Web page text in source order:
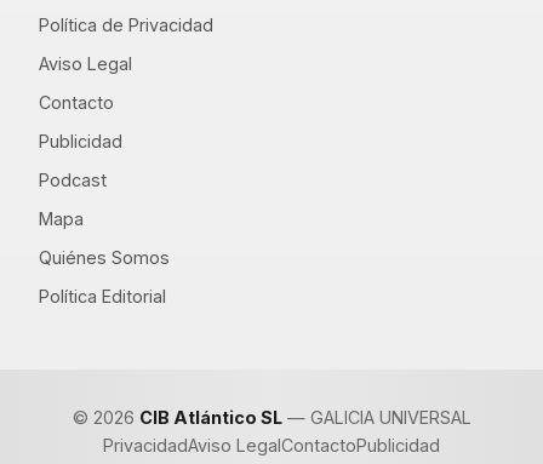
Política de Privacidad
Aviso Legal
Contacto
Publicidad
Podcast
Mapa
Quiénes Somos
Política Editorial
© 2026 CIB Atlántico SL— GALICIA UNIVERSAL
PrivacidadAviso Legal ContactoPublicidad